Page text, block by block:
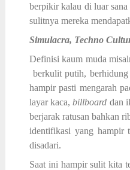
berpikir kalau di luar
sulitnya mereka
Simulacra, Techno
Definisi kaum muda
berkulit putih,
hampir pasti mengarah
layar kaca,billboard dan
berjarak ratusan bahkan
identifikasi yang hampir
disadari.
Saat ini hampir sulit kita